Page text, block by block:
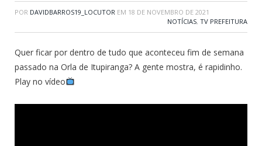
POR DAVIDBARROS19_LOCUTOR EM 18 DE NOVEMBRO DE 2021
NOTÍCIAS, TV PREFEITURA
Quer ficar por dentro de tudo que aconteceu fim de semana
passado na Orla de Itupiranga? A gente mostra, é rapidinho.
Play no vídeo